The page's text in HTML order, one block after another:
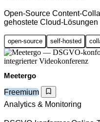
Open-Source Content-
gehostete Cloud-Lösungen
open-source self-hosted
Meetergo
Freemium
Analytics & Monitoring